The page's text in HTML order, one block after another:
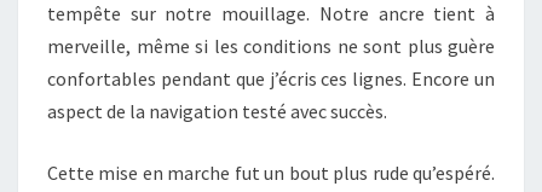
tempête sur notre mouillage. Notre ancre tient à
merveille, même si les conditions ne sont plus guère
confortables pendant que j’écris ces lignes. Encore un
aspect de la navigation testé avec succès.
Cette mise en marche fut un bout plus rude qu’espéré.